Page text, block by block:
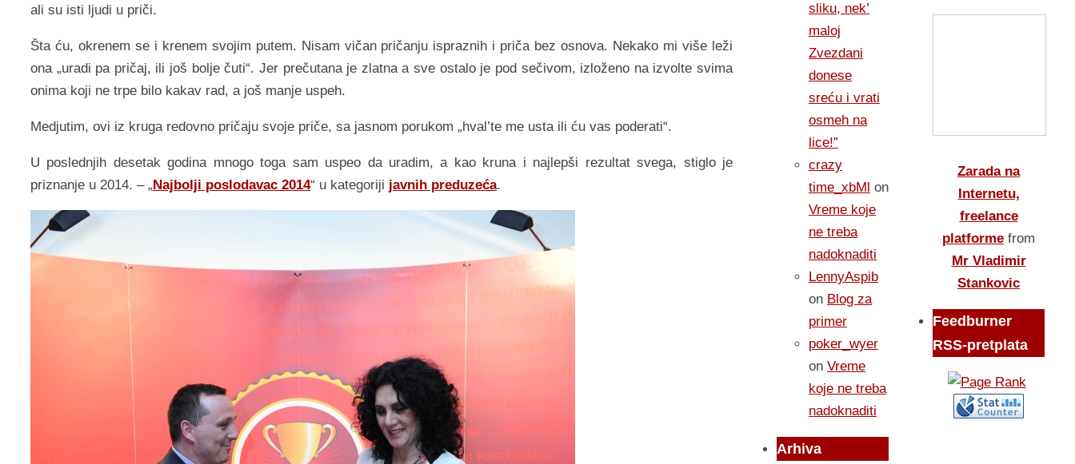
ali su isti ljudi u priči.
Šta ću, okrenem se i krenem svojim putem. Nisam vičan pričanju ispraznih i priča bez osnova. Nekako mi više leži
ona „uradi pa pričaj, ili još bolje čuti“. Jer prečutana je zlatna a sve ostalo je pod sečivom, izloženo na izvolte svima
onima koji ne trpe bilo kakav rad, a još manje uspeh.
Medjutim, ovi iz kruga redovno pričaju svoje priče, sa jasnom porukom „hval’te me usta ili ću vas poderati“.
U poslednjih desetak godina mnogo toga sam uspeo da uradim, a kao kruna i najlepši rezultat svega, stiglo je
priznanje u 2014. – „Najbolji poslodavac 2014“ u kategoriji javnih preduzeća.
sliku, nek’
maloj
Zvezdani
donese
sreću i vrati
osmeh na
lice!”
crazy
time_xbMl on
Vreme koje
ne treba
nadoknaditi
LennyAspib
on Blog za
primer
poker_wyer
on Vreme
koje ne treba
nadoknaditi
Arhiva
Zarada na
Internetu,
freelance
platforme from
Mr Vladimir
Stankovic
Feedburner
RSS-pretplata